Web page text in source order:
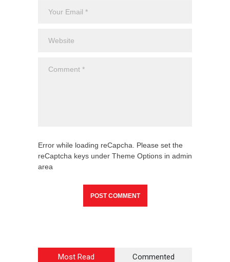
Error while loading reCapcha. Please set the
reCaptcha keys under Theme Options in admin
area
Most Read Commented